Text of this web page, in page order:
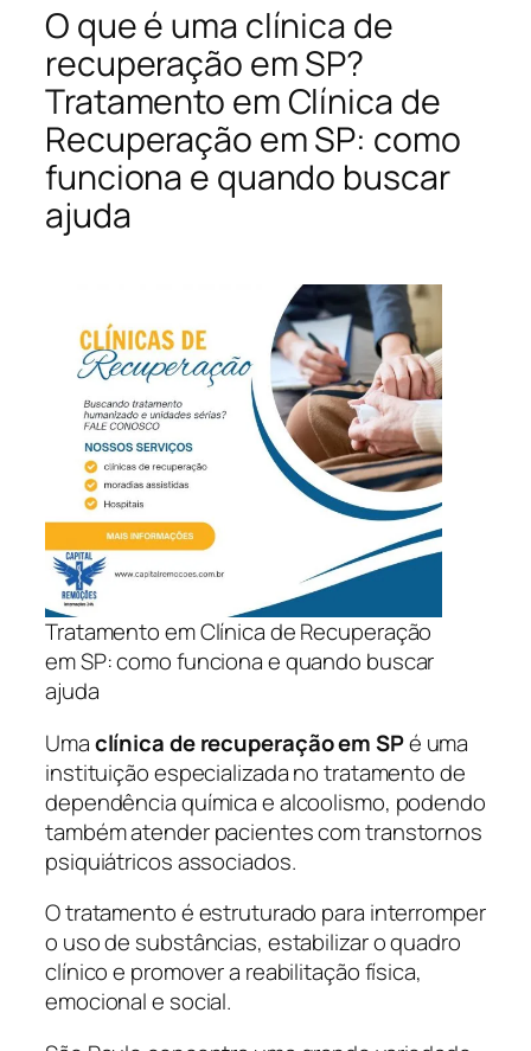
O que é uma clínica de
recuperação em SP?
Tratamento em Clínica de
Recuperação em SP: como
funciona e quando buscar
ajuda
Tratamento em Clínica de Recuperação
em SP: como funciona e quando buscar
ajuda
Umaclínica de recuperação em SPé uma
instituição especializada no tratamento de
dependência química e alcoolismo, podendo
também atender pacientes com transtornos
psiquiátricos associados.
O tratamento é estruturado para interromper
o uso de substâncias, estabilizar o quadro
clínico e promover a reabilitação física,
emocional e social.